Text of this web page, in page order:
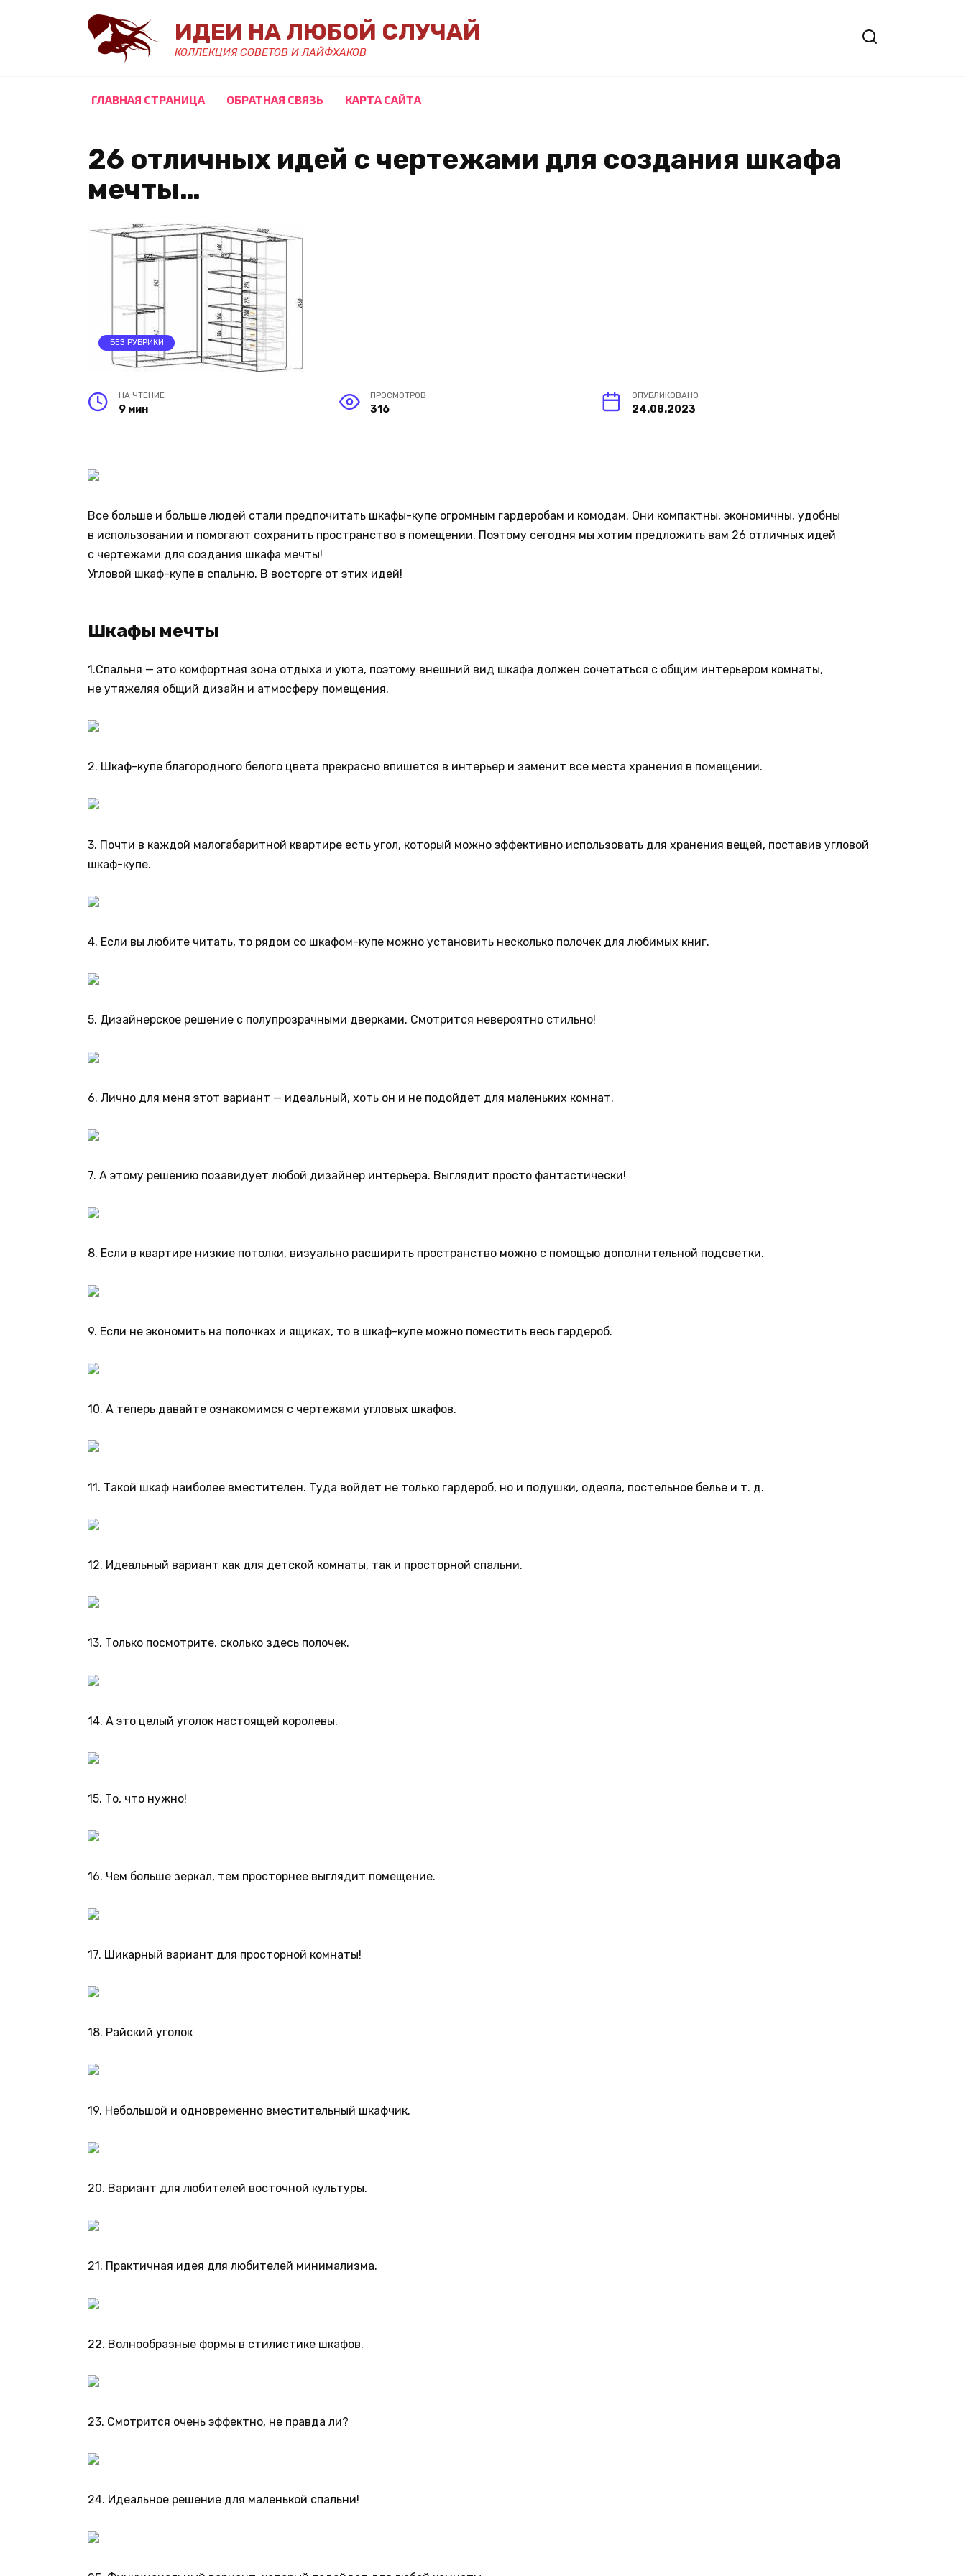
ИДЕИ НА ЛЮБОЙ СЛУЧАЙ
КОЛЛЕКЦИЯ СОВЕТОВ И ЛАЙФХАКОВ
ГЛАВНАЯ СТРАНИЦА ОБРАТНАЯ СВЯЗЬ КАРТА САЙТА
26 отличных идей с чертежами для создания шкафа
мечты…
БЕЗ РУБРИКИ
НА ЧТЕНИЕ
9 мин
ПРОСМОТРОВ
316
ОПУБЛИКОВАНО
24.08.2023
Все больше и больше людей стали предпочитать шкафы-купе огромным гардеробам и комодам. Они компактны, экономичны, удобны
в использовании и помогают сохранить пространство в помещении. Поэтому сегодня мы хотим предложить вам 26 отличных идей
с чертежами для создания шкафа мечты!
Угловой шкаф-купе в спальню. В восторге от этих идей!
Шкафы мечты
1.Спальня — это комфортная зона отдыха и уюта, поэтому внешний вид шкафа должен сочетаться с общим интерьером комнаты,
не утяжеляя общий дизайн и атмосферу помещения.
2. Шкаф-купе благородного белого цвета прекрасно впишется в интерьер и заменит все места хранения в помещении.
3. Почти в каждой малогабаритной квартире есть угол, который можно эффективно использовать для хранения вещей, поставив угловой
шкаф-купе.
4. Если вы любите читать, то рядом со шкафом-купе можно установить несколько полочек для любимых книг.
5. Дизайнерское решение с полупрозрачными дверками. Смотрится невероятно стильно!
6. Лично для меня этот вариант — идеальный, хоть он и не подойдет для маленьких комнат.
7. А этому решению позавидует любой дизайнер интерьера. Выглядит просто фантастически!
8. Если в квартире низкие потолки, визуально расширить пространство можно с помощью дополнительной подсветки.
9. Если не экономить на полочках и ящиках, то в шкаф-купе можно поместить весь гардероб.
10. А теперь давайте ознакомимся с чертежами угловых шкафов.
11. Такой шкаф наиболее вместителен. Туда войдет не только гардероб, но и подушки, одеяла, постельное белье и т. д.
12. Идеальный вариант как для детской комнаты, так и просторной спальни.
13. Только посмотрите, сколько здесь полочек.
14. А это целый уголок настоящей королевы.
15. То, что нужно!
16. Чем больше зеркал, тем просторнее выглядит помещение.
17. Шикарный вариант для просторной комнаты!
18. Райский уголок
19. Небольшой и одновременно вместительный шкафчик.
20. Вариант для любителей восточной культуры.
21. Практичная идея для любителей минимализма.
22. Волнообразные формы в стилистике шкафов.
23. Смотрится очень эффектно, не правда ли?
24. Идеальное решение для маленькой спальни!